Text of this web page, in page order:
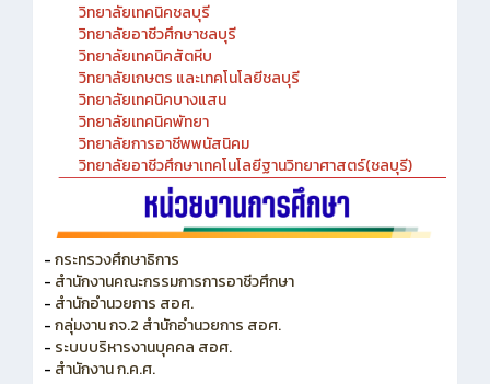
วิทยาลัยเทคนิคชลบุรี
วิทยาลัยอาชีวศึกษาชลบุรี
วิทยาลัยเทคนิคสัตหีบ
วิทยาลัยเกษตร และเทคโนโลยีชลบุรี
วิทยาลัยเทคนิคบางแสน
วิทยาลัยเทคนิคพัทยา
วิทยาลัยการอาชีพพนัสนิคม
วิทยาลัยอาชีวศึกษาเทคโนโลยีฐานวิทยาศาสตร์(ชลบุรี)
-กระทรวงศึกษาธิการ
- สำนักงานคณะกรรมการการอาชีวศึกษา
- สำนักอำนวยการ สอศ.
-กลุ่มงาน กจ.2 สำนักอำนวยการ สอศ.
- ระบบบริหารงานบุคคล สอศ.
- สำนักงาน ก.ค.ศ.